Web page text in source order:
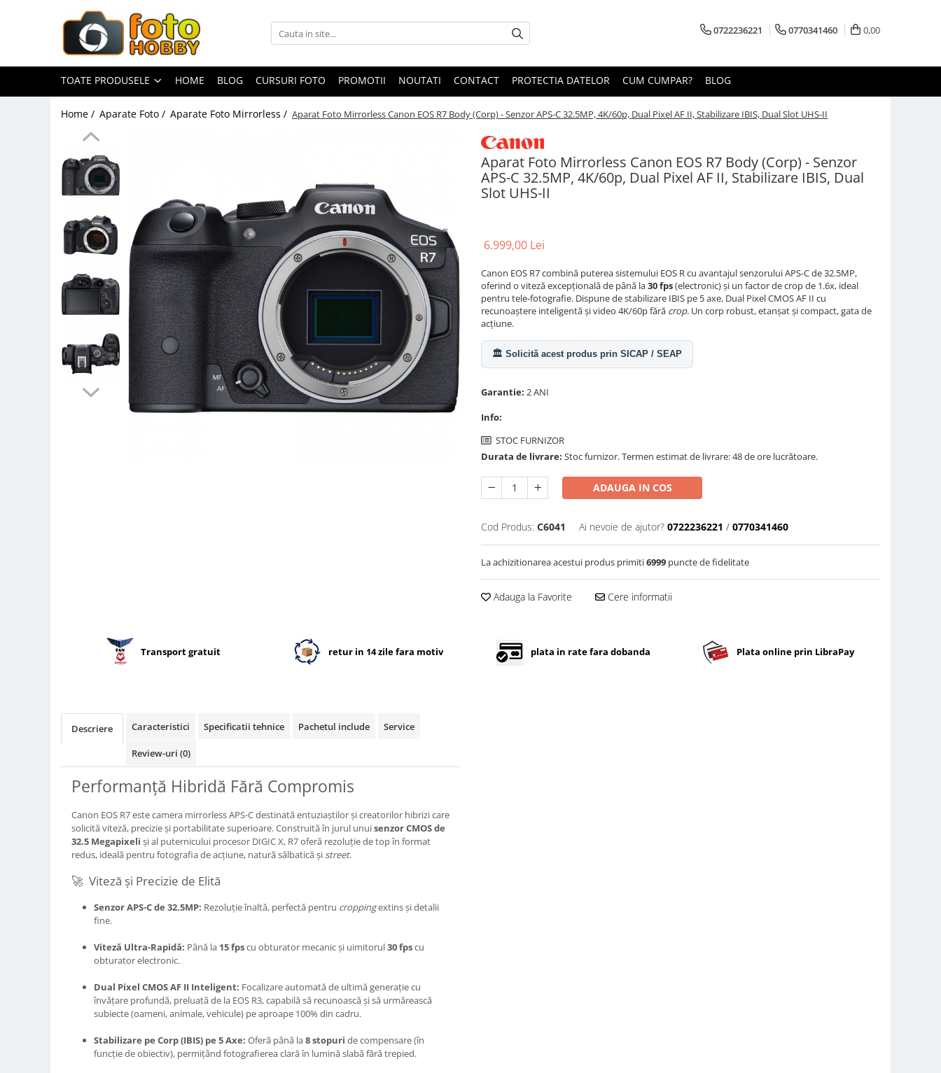
Toate Produsele
Aparate Foto
Aparate Foto Mirrorless
Aparate Foto DSLR
Aparate Foto Compacte
Aparate foto instant
Aparate foto pe film
Obiective foto si accesorii
Obiective Mirorless
Huse si tocuri protectie obiective
Obiective Cinematice
Teleconvertoare
Adaptoare montura / baioneta
Capace obiectiv si camera
Blitz-uri circulare (Macro)
Comander TTL
Alimentare auxiliara blitz
Bounce-uri, Softbox-uri
Ring-Flash Adaptor
Huse protectie blitz extern
Huse protectie filtre gel
Carduri memorie, Cititoare
Cititoare carduri
Huse protectie card memorie
0722236221 0770341460 0,00
TOATE PRODUSELE HOME BLOG CURSURI FOTO PROMOTII NOUTATI CONTACT PROTECTIA DATELOR CUM CUMPAR? BLOG
Home / Aparate Foto / Aparate Foto Mirrorless / Aparat Foto Mirrorless Canon EOS R7 Body (Corp) - Senzor APS-C 32.5MP, 4K/60p, Dual Pixel AF II, Stabilizare IBIS, Dual Slot UHS-II
Aparat Foto Mirrorless Canon EOS R7 Body (Corp) - Senzor
APS-C 32.5MP, 4K/60p, Dual Pixel AF II, Stabilizare IBIS, Dual
Slot UHS-II
6.999,00 Lei
Canon EOS R7 combină puterea sistemului EOS R cu avantajul senzorului APS-C de 32.5MP,
oferind o viteză excepțională de până la30 fps(electronic) și un factor de crop de 1.6x, ideal
pentru tele-fotografie. Dispune de stabilizare IBIS pe 5 axe, Dual Pixel CMOS AF II cu
recunoaștere inteligentă și video 4K/60p fără crop. Un corp robust, etanșat și compact, gata de
acțiune.
🏛️ Solicită acest produs prin SICAP / SEAP
Garantie: 2 ANI
Info:
STOC FURNIZOR
Durata de livrare: Stoc furnizor. Termen estimat de livrare: 48 de ore lucrătoare.
ADAUGA IN COS
Cod Produs: C6041 Ai nevoie de ajutor? 0722236221 / 0770341460
La achizitionarea acestui produs primiti6999 puncte de fidelitate
Adauga la Favorite Cere informatii
Transport gratuit retur in 14 zile fara motiv plata in rate fara dobanda Plata online prin LibraPay
Descriere Caracteristici Specificatii tehnice Pachetul include Service
Review-uri (0)
Performanță Hibridă Fără Compromis
Canon EOS R7 este camera mirrorless APS-C destinată entuziaștilor și creatorilor hibrizi care
solicită viteză, precizie și portabilitate superioare. Construită în jurul unuisenzor CMOS de
32.5 Megapixeli și al puternicului procesor DIGIC X, R7 oferă rezoluție de top în format
redus, ideală pentru fotografia de acțiune, natură sălbatică și street.
🚀 Viteză și Precizie de Elită
Senzor APS-C de 32.5MP: Rezoluție înaltă, perfectă pentru croppingextins și detalii
fine.
Viteză Ultra-Rapidă: Până la 15 fpscu obturator mecanic și uimitorul30 fpscu
obturator electronic.
Dual Pixel CMOS AF II Inteligent: Focalizare automată de ultimă generație cu
învățare profundă, preluată de la EOS R3, capabilă să recunoască și să urmărească
subiecte (oameni, animale, vehicule) pe aproape 100% din cadru.
Stabilizare pe Corp (IBIS) pe 5 Axe: Oferă până la8 stopuri de compensare (în
funcție de obiectiv), permițând fotografierea clară în lumină slabă fără trepied.